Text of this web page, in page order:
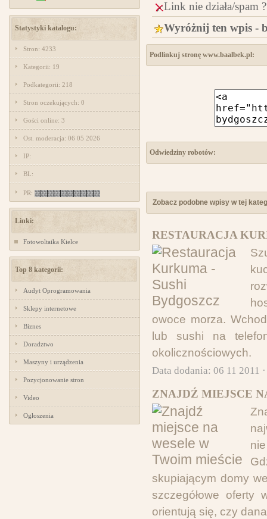
Statystyki katalogu:
Stron: 4233
Kategorii: 19
Podkategorii: 218
Stron oczekujących: 0
Gości online: 3
Ost. moderacja: 06 05 2026
IP:
BL:
PR:
Linki:
Fotowoltaika Kielce
Top 8 kategorii:
Audyt Oprogramowania
Sklepy internetowe
Biznes
Doradztwo
Maszyny i urządzenia
Pozycjonowanie stron
Video
Ogłoszenia
Link nie działa/spam ?
Wyróżnij ten wpis -
Podlinkuj stronę www.baalbek.pl:
Odwiedziny robotów:
Zobacz podobne wpisy w tej
RESTAURACJA
owoce morza.
lub sushi na
okolicznościowych.
Data dodania: 06 11 2011
ZNAJDŹ MIEJSCE
skupiającym domy
szczegółowe oferty
orientują się, czy